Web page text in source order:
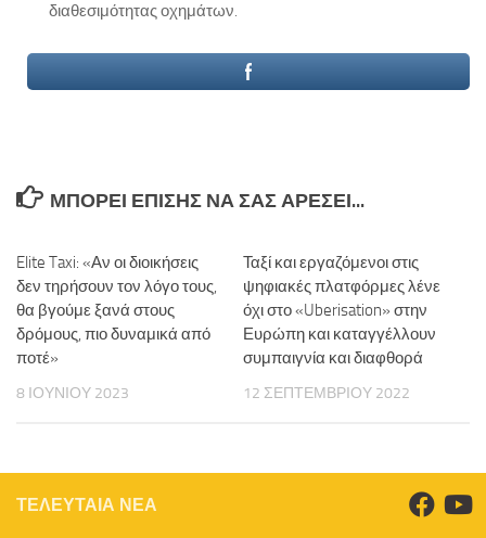
διαθεσιμότητας οχημάτων.
ΜΠΟΡΕΊ ΕΠΊΣΗΣ ΝΑ ΣΑΣ ΑΡΈΣΕΙ...
Elite Taxi: «Αν οι διοικήσεις
δεν τηρήσουν τον λόγο τους,
θα βγούμε ξανά στους
δρόμους, πιο δυναμικά από
ποτέ»
8 ΙΟΥΝΊΟΥ 2023
Ταξί και εργαζόμενοι στις
ψηφιακές πλατφόρμες λένε
όχι στο «Uberisation» στην
Ευρώπη και καταγγέλλουν
συμπαιγνία και διαφθορά
12 ΣΕΠΤΕΜΒΡΊΟΥ 2022
ΤΕΛΕΥΤΑΙΑ ΝΕΑ